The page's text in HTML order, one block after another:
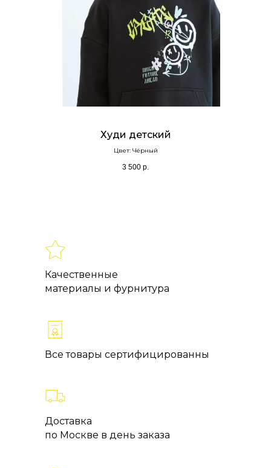
Худи детский
Цвет: Чёрный
3 500 р.
Качественные
материалы и фурнитура
Все товары сертифицированны
Доставка
по Москве в день заказа